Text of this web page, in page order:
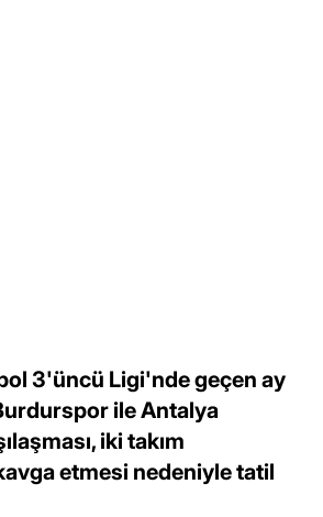
3'üncü Ligi'nde geçen ay
ile Antalya
iki takım
etmesi nedeniyle tatil